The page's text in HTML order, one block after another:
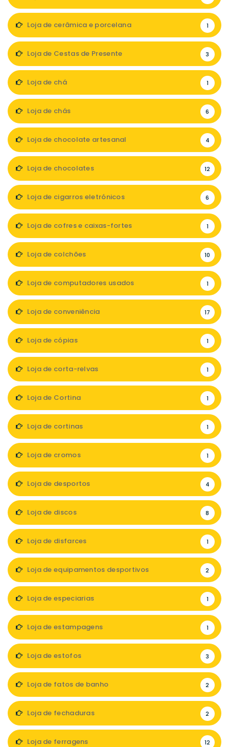
Loja de cerâmica e porcelana 1
Loja de Cestas de Presente 3
Loja de chá 1
Loja de chás 6
Loja de chocolate artesanal 4
Loja de chocolates 12
Loja de cigarros eletrónicos 6
Loja de cofres e caixas-fortes 1
Loja de colchões 10
Loja de computadores usados 1
Loja de conveniência 17
Loja de cópias 1
Loja de corta-relvas 1
Loja de Cortina 1
Loja de cortinas 1
Loja de cromos 1
Loja de desportos 4
Loja de discos 8
Loja de disfarces 1
Loja de equipamentos desportivos 2
Loja de especiarias 1
Loja de estampagens 1
Loja de estofos 3
Loja de fatos de banho 2
Loja de fechaduras 2
Loja de ferragens 12